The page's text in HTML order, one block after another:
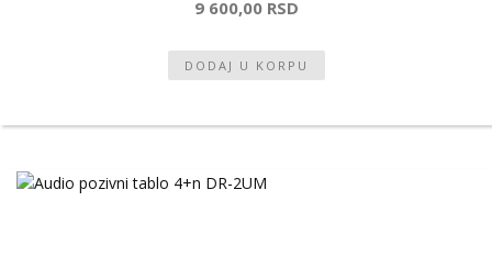
9 600,00 RSD